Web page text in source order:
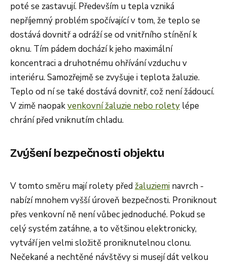
poté se zastavují. Především u tepla vzniká
nepříjemný problém spočívající v tom, že teplo se
dostává dovnitř a odráží se od vnitřního stínění k
oknu. Tím pádem dochází k jeho maximální
koncentraci a druhotnému ohřívání vzduchu v
interiéru. Samozřejmě se zvyšuje i teplota žaluzie.
Teplo od ní se také dostává dovnitř, což není žádoucí.
V zimě naopakvenkovní žaluzie nebo rolety lépe
chrání před vniknutím chladu.
Zvýšení bezpečnosti objektu
V tomto směru mají rolety před žaluziemi navrch -
nabízí mnohem vyšší úroveň bezpečnosti. Proniknout
přes venkovní ně není vůbec jednoduché. Pokud se
celý systém zatáhne, a to většinou elektronicky,
vytváří jen velmi složitě proniknutelnou clonu.
Nečekané a nechtěné návštěvy si musejí dát velkou